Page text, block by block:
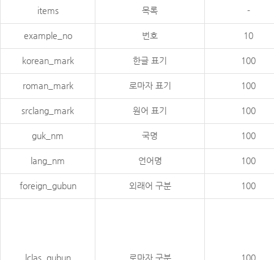
items 목록 -
example_no 번호 10
korean_mark 한글 표기 100
roman_mark 로마자 표기 100
srclang_mark 원어 표기 100
guk_nm 국명 100
lang_nm 언어명 100
foreign_gubun 외래어 구분 100
lclas_gubun 로마자 구분 100